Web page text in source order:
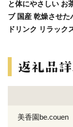
と体にやさしい お
ブ 国産 乾燥させ
ドリンク リラック
美香園be.couen